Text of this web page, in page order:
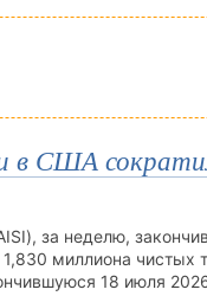
в США
за неделю,
миллиона чистых
18 июля